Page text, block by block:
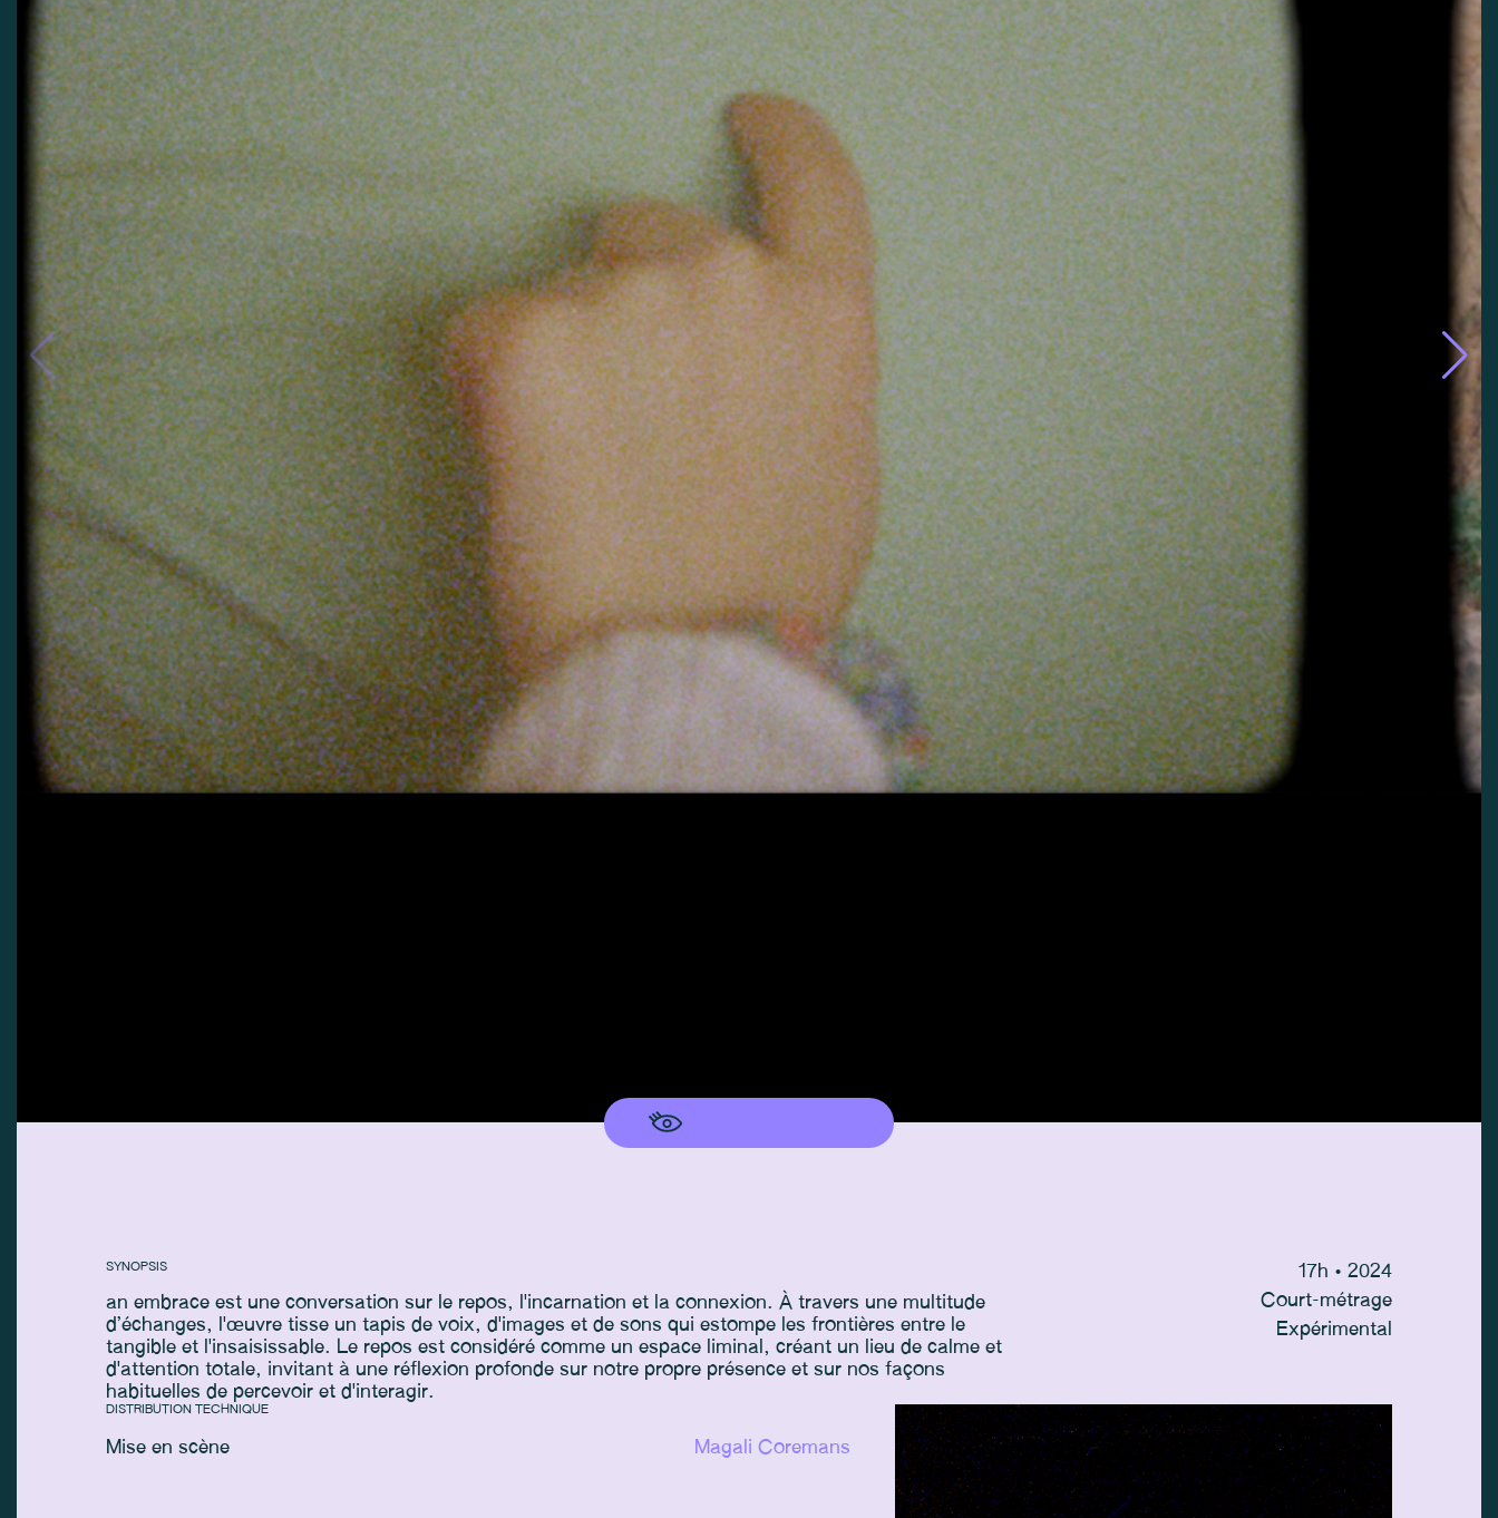
SYNOPSIS
an embrace est une conversation sur le repos, l'incarnation et la connexion. À travers une multitude
d’échanges, l'œuvre tisse un tapis de voix, d'images et de sons qui estompe les frontières entre le
tangible et l'insaisissable. Le repos est considéré comme un espace liminal, créant un lieu de calme et
d'attention totale, invitant à une réflexion profonde sur notre propre présence et sur nos façons
habituelles de percevoir et d'interagir.
17h • 2024
Court-métrage
Expérimental
DISTRIBUTION TECHNIQUE
Mise en scène Magali Coremans